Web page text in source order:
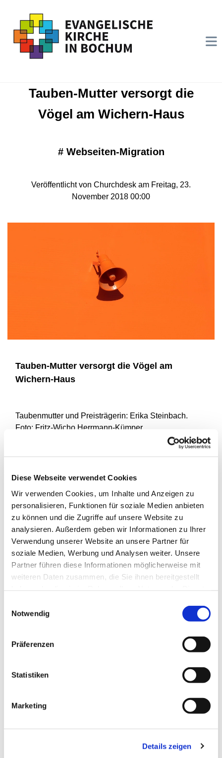
Diese Webseite verwendet Cookies
Wir verwenden Cookies, um Inhalte und Anzeigen zu
personalisieren, Funktionen für soziale Medien anbieten
zu können und die Zugriffe auf unsere Website zu
analysieren. Außerdem geben wir Informationen zu Ihrer
Verwendung unserer Website an unsere Partner für
soziale Medien, Werbung und Analysen weiter. Unsere
Partner führen diese Informationen möglicherweise mit
weiteren Daten zusammen, die Sie ihnen bereitgestellt
Notwendig
Präferenzen
Statistiken
Marketing
Details zeigen
Tauben-Mutter versorgt die
Vögel am Wichern-Haus
# Webseiten-Migration
Veröffentlicht von Churchdesk am Freitag, 23.
November 2018 00:00
Tauben-Mutter versorgt die Vögel am
Wichern-Haus
Taubenmutter und Preisträgerin: Erika Steinbach.
Foto: Fritz-Wicho Herrmann-Kümper
"Zu Hause hatten wir etwa 70 Tauben, die ich
mitversorgt habe, weil mein Mann Herbert Dreifach-
Steinbach. Die 78-jährige Seniorin aus Weitmar lebt
aufgrund ihrer Gehbehinderung seit gut zwei Jahren
im Wichern-Haus des Evangelischen Johanneswerks.
Dort kümmert sie sich täglich um das Wohl der Vögel
rund ums Haus.
Für diesen Tierschutz-Einsatz erhielt sie nun einen der
Bochumer Tierschutz-Stifter-Preise für 2018. Die Jury
überzeugte Steinbachs Engagement, zumal die
In kommenden Jahr wollen sie Blumeninseln für
anlegen. WH
interessieren